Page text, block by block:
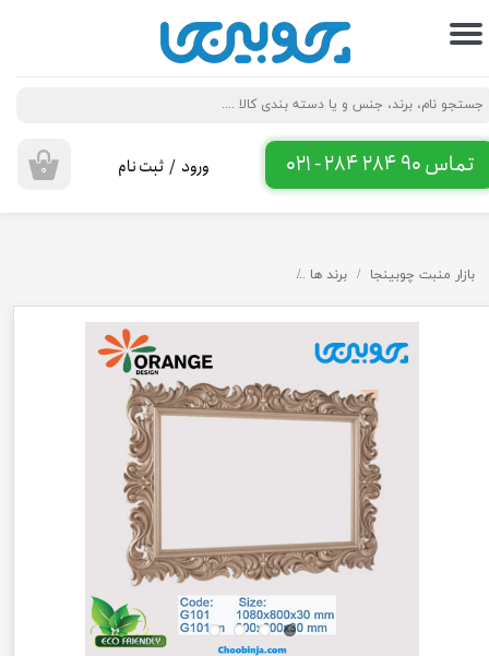
تماس 90 284 284 - 021 ۰ ورود / ثبت نام
حساب کاربری من
تغییر گذر واژه
سفارشات
خروج از حساب کاربری
بازار منبت چوبینجا برند ها